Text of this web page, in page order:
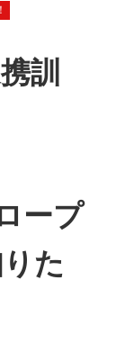
訓
ープ
た